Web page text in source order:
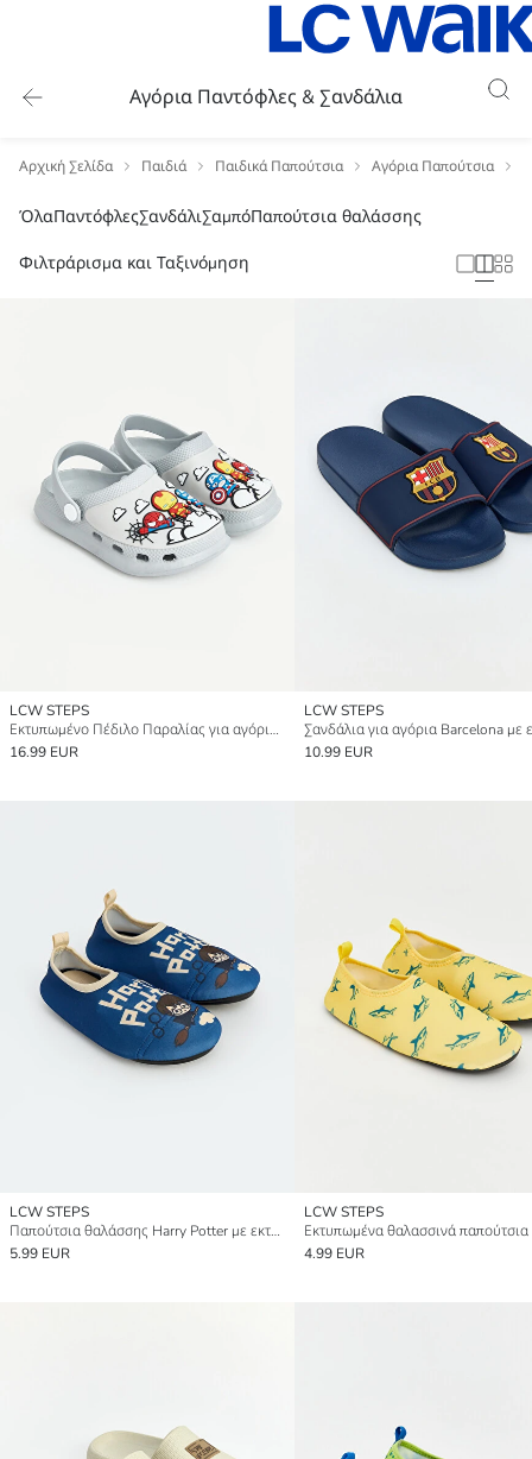
Αγόρια Παντόφλες & Σανδάλια
Αρχική Σελίδα Παιδιά Παιδικά Παπούτσια Αγόρια Παπούτσια
ΌλαΠαντόφλεςΣανδάλιΣαμπόΠαπούτσια θαλάσσης
Φιλτράρισμα και Ταξινόμηση
LCW STEPS
Εκτυπωμένο Πέδιλο Παραλίας για αγόρια Avengers
16.99 EUR
LCW STEPS
10.99 EUR
LCW STEPS
Παπούτσια θαλάσσης Harry Potter με εκτύπωση για αγόρια
5.99 EUR
LCW STEPS
4.99 EUR